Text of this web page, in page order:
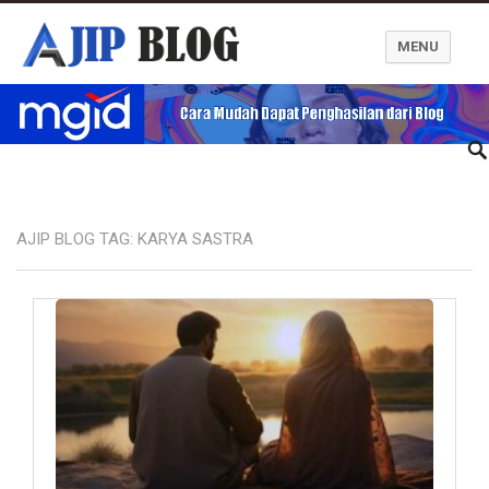
Ajip Blog
MENU
AJIP BLOG TAG: KARYA SASTRA